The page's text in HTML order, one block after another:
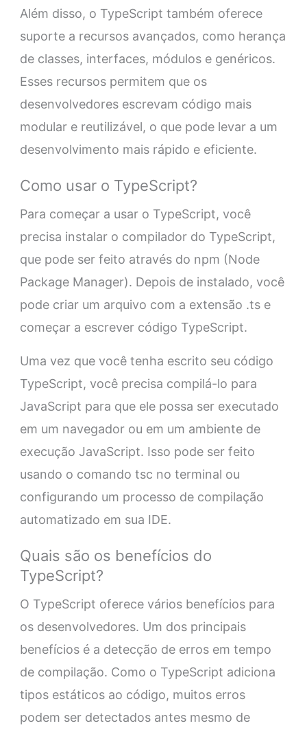
Além disso, o TypeScript também oferece
suporte a recursos avançados, como herança
de classes, interfaces, módulos e genéricos.
Esses recursos permitem que os
desenvolvedores escrevam código mais
modular e reutilizável, o que pode levar a um
desenvolvimento mais rápido e eficiente.
Como usar o TypeScript?
Para começar a usar o TypeScript, você
precisa instalar o compilador do TypeScript,
que pode ser feito através do npm (Node
Package Manager). Depois de instalado, você
pode criar um arquivo com a extensão .ts e
começar a escrever código TypeScript.
Uma vez que você tenha escrito seu código
TypeScript, você precisa compilá-lo para
JavaScript para que ele possa ser executado
em um navegador ou em um ambiente de
execução JavaScript. Isso pode ser feito
usando o comando tsc no terminal ou
configurando um processo de compilação
automatizado em sua IDE.
Quais são os benefícios do
TypeScript?
O TypeScript oferece vários benefícios para
os desenvolvedores. Um dos principais
benefícios é a detecção de erros em tempo
de compilação. Como o TypeScript adiciona
tipos estáticos ao código, muitos erros
podem ser detectados antes mesmo de